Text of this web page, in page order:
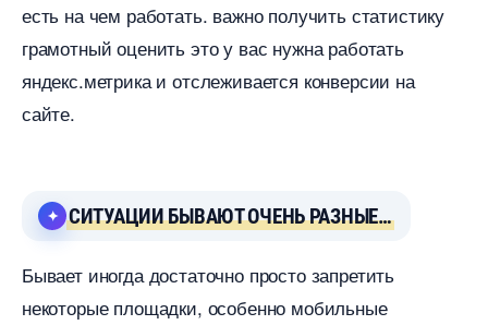
есть на чем работать. важно получить статистику
рамотный оценить это у вас нужна работать
яндекс.метрика и отслеживается конверсии на
сайте.
СИТУАЦИИ БЫВАЮТ ОЧЕНЬ РАЗНЫЕ
Бывает иногда достаточно просто запретить
некоторые площадки, особенно мобильные